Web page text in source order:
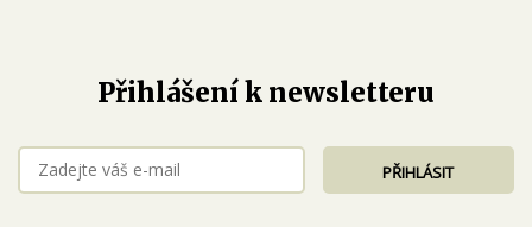
Přihlášení k newsletteru